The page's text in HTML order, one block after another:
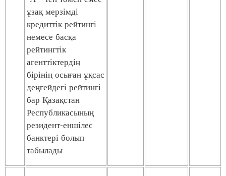
ұзақ мерзімді
кредиттік рейтингі
немесе басқа
рейтингтік
агенттіктердің
бірінің осыған ұқсас
деңгейдегі рейтингі
бар Қазақстан
Республикасының
резидент-еншілес
банктері болып
табылады